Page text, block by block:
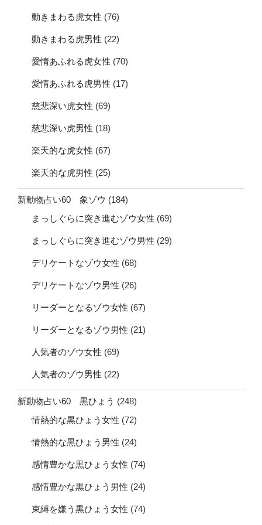
動きまわる虎女性 (76)
動きまわる虎男性 (22)
愛情あふれる虎女性 (70)
愛情あふれる虎男性 (17)
慈悲深い虎女性 (69)
慈悲深い虎男性 (18)
楽天的な虎女性 (67)
楽天的な虎男性 (25)
新動物占い60 象ゾウ (184)
まっしぐらに突き進むゾウ女性 (69)
まっしぐらに突き進むゾウ男性 (29)
デリケートなゾウ女性 (68)
デリケートなゾウ男性 (26)
リーダーとなるゾウ女性 (67)
リーダーとなるゾウ男性 (21)
人気者のゾウ女性 (69)
人気者のゾウ男性 (22)
新動物占い60 黒ひょう (248)
情熱的な黒ひょう女性 (72)
情熱的な黒ひょう男性 (24)
感情豊かな黒ひょう女性 (74)
感情豊かな黒ひょう男性 (24)
束縛を嫌う黒ひょう女性 (74)